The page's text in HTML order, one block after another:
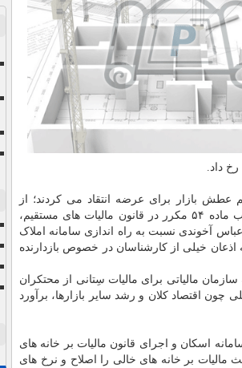
داد.
بازار برای عرضه انتقاد می کردند؛ از
آنجائیکه مهم ترین ابزار بازار پذیر کردن این واحدهای خالی، مالیات است، مجلس نهم با تصویب ماده ۵۴ مکرر در قانون مالیات های مستقیم،
آخوندی نسبت به راه اندازی سامانه املاک
از سال ۹۳ تا ۹۹ تعلل کرد و هم با عنایت به اذعان خیلی از کارشناسان در خصوص بازدارنده
مالیاتی برای مالیات سِتانی از محتکران
طی ۵ سال قبل در کنار سایر عواملی چون اقتصاد کلان و رشد سایر بازارها، برآورد
اسکان و اجرای قانون مالیات بر خانه های
مالیات های مستقیم با مبحث مالیات بر خانه های خالی را اصلاح و نرخ های